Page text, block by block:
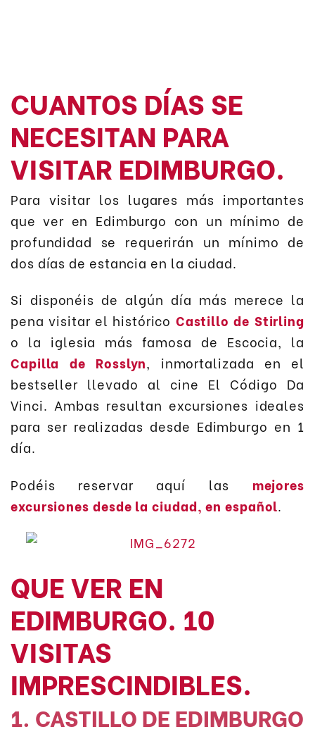
CUANTOS DÍAS SE
NECESITAN PARA
VISITAR EDIMBURGO.
Para visitar los lugares más importantes
que ver en Edimburgo con un mínimo de
profundidad se requerirán un mínimo de
dos días de estancia en la ciudad.
Si disponéis de algún día más merece la
pena visitar el histórico Castillo de Stirling
o la iglesia más famosa de Escocia, la
Capilla de Rosslyn, inmortalizada en el
bestseller llevado al cine El Código Da
Vinci. Ambas resultan excursiones ideales
para ser realizadas desde Edimburgo en 1
día.
Podéis reservar aquí las mejores
excursiones desde la ciudad, en español.
QUE VER EN
EDIMBURGO. 10
VISITAS
IMPRESCINDIBLES.
1. CASTILLO DE EDIMBURGO